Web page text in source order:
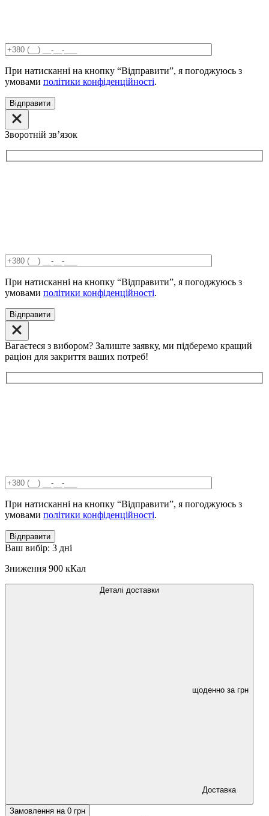
При натисканні на кнопку “Відправити”, я погоджуюсь з
умовами політики конфіденційності.
Відправити
Зворотній звʼязок
При натисканні на кнопку “Відправити”, я погоджуюсь з
умовами політики конфіденційності.
Відправити
Вагаєтеся з вибором? Залиште заявку, ми підберемо кращий
раціон для закриття ваших потреб!
При натисканні на кнопку “Відправити”, я погоджуюсь з
умовами політики конфіденційності.
Відправити
Ваш вибір: 3 дні
Зниження 900 кКал
Деталі доставки
щоденно за грн
Доставка
Замовлення на 0 грн